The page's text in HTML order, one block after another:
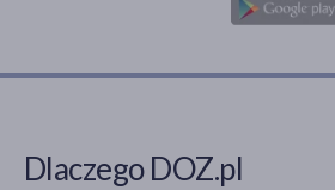
Dlaczego DOZ.pl